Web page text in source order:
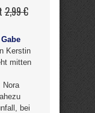
2,99 €
Kerstin
mitten
Nora
bei